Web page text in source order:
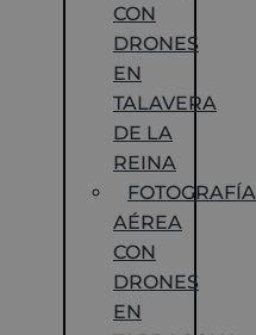
CON
DRONES
EN
TALAVERA
DE LA
REINA
FOTOGRAFÍA
AÉREA
CON
DRONES
EN